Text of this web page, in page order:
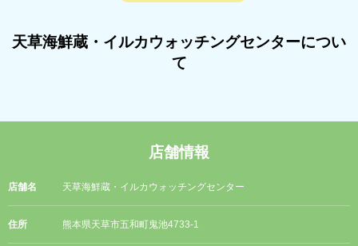
天草海鮮蔵・イルカウォッチングセンターについ
て
店舗情報
店舗名 天草海鮮蔵・イルカウォッチングセンター
住所 熊本県天草市五和町鬼池4733-1